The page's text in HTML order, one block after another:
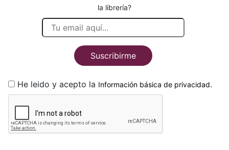
la librería?
Suscribirme
He leido y acepto la Información básica de privacidad.